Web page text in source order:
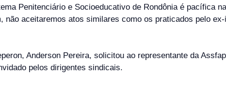
Penitenciário e Socioeducativo de Rondônia é pacífica
não aceitaremos atos similares como os praticados pelo
Anderson Pereira, solicitou ao representante da
pelos dirigentes sindicais.